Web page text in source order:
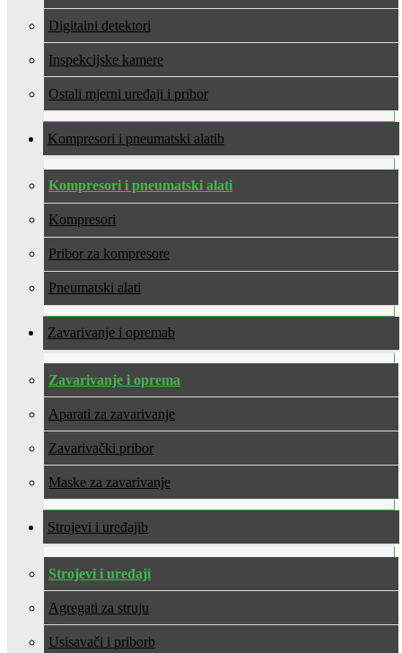
Digitalni detektori
Inspekcijske kamere
Ostali mjerni uređaji i pribor
Kompresori i pneumatski alati
Kompresori i pneumatski alati
Kompresori
Pribor za kompresore
Pneumatski alati
Zavarivanje i oprema
Zavarivanje i oprema
Aparati za zavarivanje
Zavarivački pribor
Maske za zavarivanje
Strojevi i uređaji
Strojevi i uređaji
Agregati za struju
Usisavači i pribor